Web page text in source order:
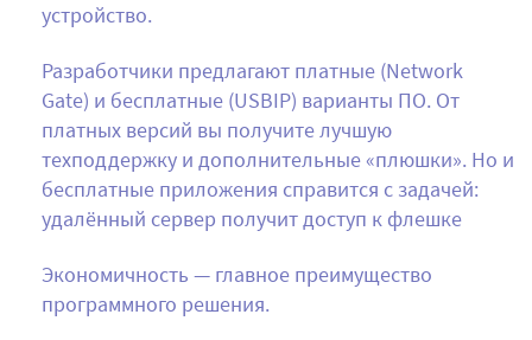
устройство.
Разработчики предлагают платные (Network
Gate) и бесплатные (USBIP) варианты ПО. От
платных версий вы получите лучшую
техподдержку и дополнительные «плюшки». Но и
бесплатные приложения справится с задачей:
удалённый сервер получит доступ к флешке
Экономичность — главное преимущество
программного решения.